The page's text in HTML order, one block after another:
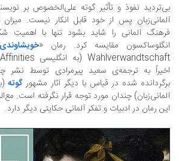
نفوذ و تأثیر گوته علی‌الخصوص بر نویسندگان
پس از خود قابل انکار نیست. میزان
آلمانی را شاید بشود تنها با اهمیتِ
مقایسه کرد. رمان «خویشاوندی‌های
به ترجمه‌ی سعید پیرمرادی توسط نشر چشمه
شده در قیاس با دیگر آثار مشهورگوته(به
چندان مورد توجه قرار نگرفته است.
رمان در ادبیات و تفکر آلمانی حکایتی دیگر دارد.